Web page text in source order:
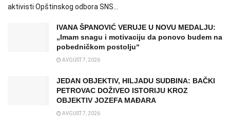
aktivisti Opštinskog odbora SNS...
IVANA ŠPANOVIĆ VERUJE U NOVU MEDALJU:
„Imam snagu i motivaciju da ponovo budem na
pobedničkom postolju“
AVGUST 7, 2026
JEDAN OBJEKTIV, HILJADU SUDBINA: BAČKI
PETROVAC DOŽIVEO ISTORIJU KROZ
OBJEKTIV JOZEFA MAĐARA
AVGUST 7, 2026